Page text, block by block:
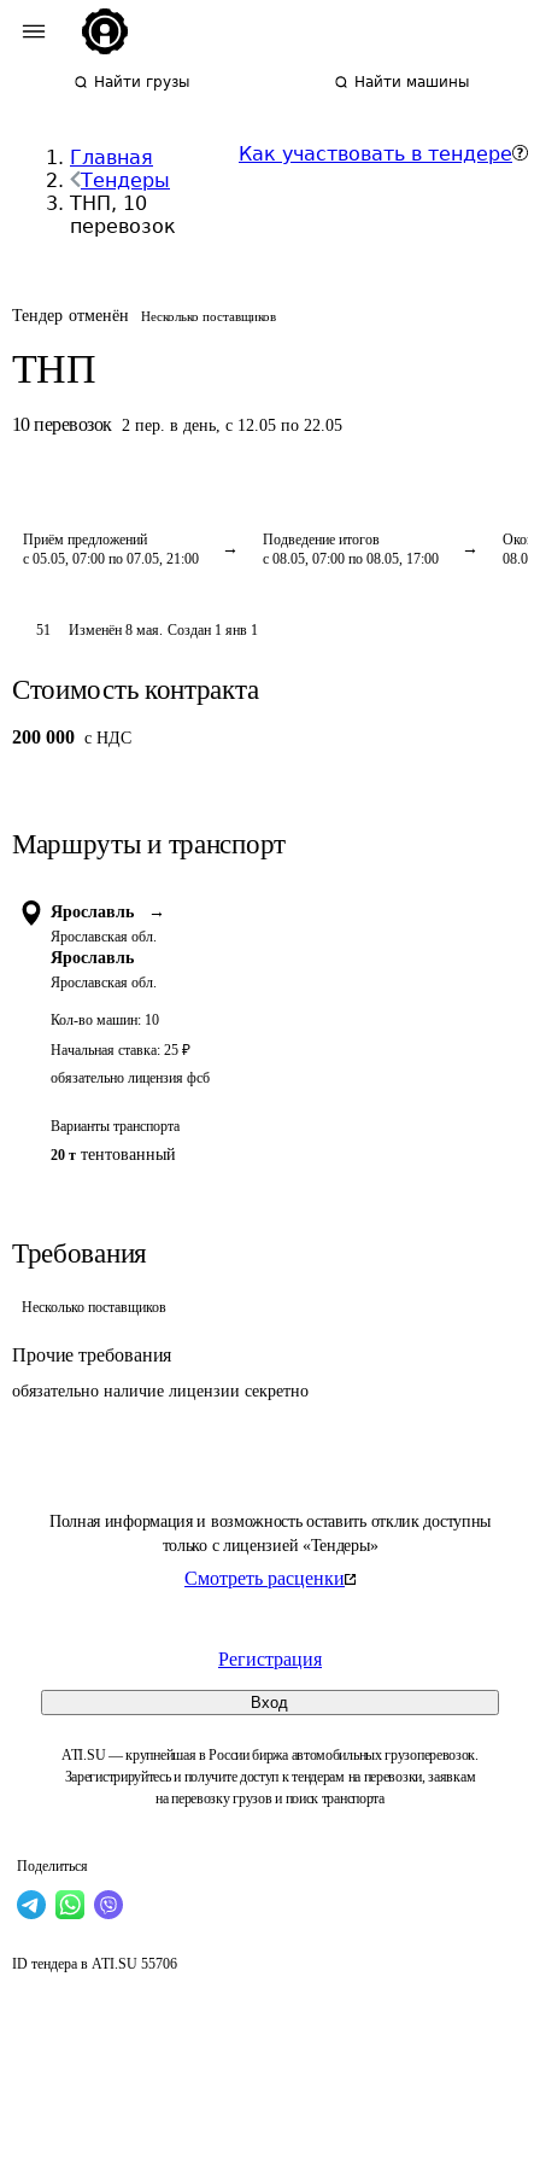
Найти грузы Найти машины
Главная
Тендеры
ТНП, 10
перевозок
Как участвовать в тендере
Тендер отменён Несколько поставщиков
ТНП
10 перевозок 2 пер. в день, с 12.05 по 22.05
Приём предложений
с 05.05, 07:00 по 07.05, 21:00
Подведение итогов
с 08.05, 07:00 по 08.05, 17:00
Полная информация и возможность оставить отклик доступны
только с лицензией «Тендеры»
Смотреть расценки
Регистрация
Вход
ATI.SU — крупнейшая в России биржа автомобильных грузоперевозок.
Зарегистрируйтесь и получите доступ к тендерам на перевозки, заявкам
на перевозку грузов и поиск транспорта
Поделиться
51 Изменён8 мая. Создан 1 янв 1
Стоимость контракта
200 000 c НДС
Маршруты и транспорт
Ярославль →
Ярославская обл.
Ярославль
Ярославская обл.
Кол-во машин: 10
Начальная ставка: 25 ₽
обязательно лицензия фсб
Варианты транспорта
20 т тентованный
Требования
Несколько поставщиков
Прочие требования
обязательно наличие лицензии секретно
ID тендера в ATI.SU 55706